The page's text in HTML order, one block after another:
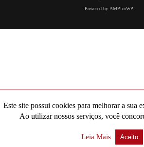
Powered by AMPforWP
Este site possui cookies para melhorar a sua
Ao utilizar nossos serviços, você
Leia Mais Aceito